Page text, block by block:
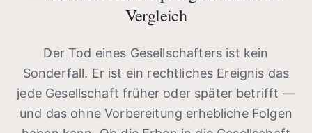
Vergleich
Der Tod eines Gesellschafters ist kein
Sonderfall. Er ist ein rechtliches Ereignis das
jede Gesellschaft früher oder später betrifft —
und das ohne Vorbereitung erhebliche Folgen